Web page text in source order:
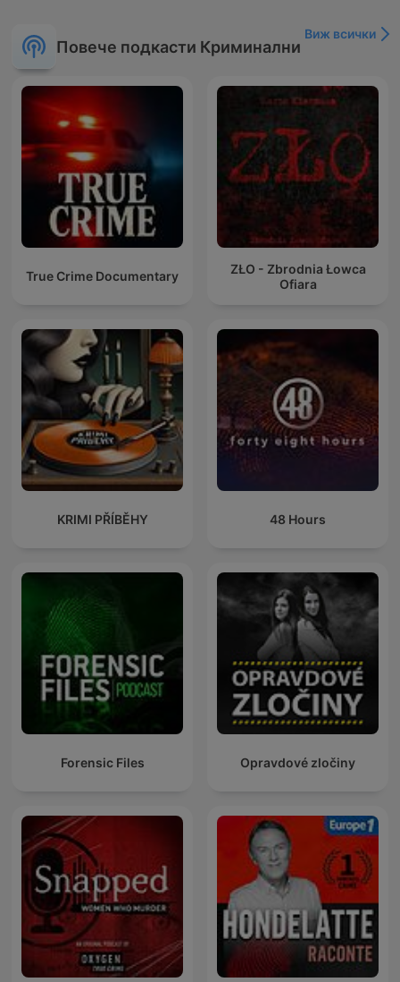
Повече подкасти Криминални
Виж всички
True Crime Documentary
ZŁO - Zbrodnia Łowca
Ofiara
KRIMI PŘÍBĚHY 48 Hours
Forensic Files Opravdové zločiny